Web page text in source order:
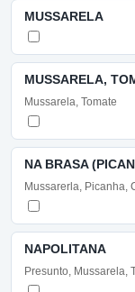
MUSSARELA
MUSSARELA,
Mussarela, Tomate
NA BRASA
Mussarerla, Picanha,
NAPOLITANA
Presunto, Mussarela,